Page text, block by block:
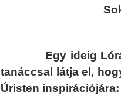
Sok
Egy ideig
tanáccsal látja el,
Úristen inspirációjára: